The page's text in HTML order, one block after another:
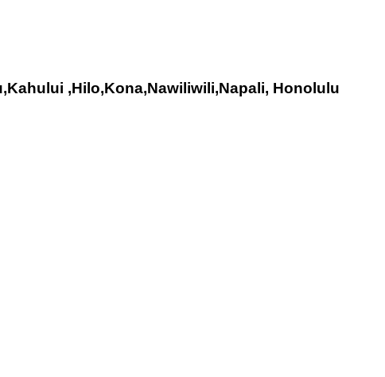
,Hilo,Kona,Nawiliwili,Napali, Honolulu